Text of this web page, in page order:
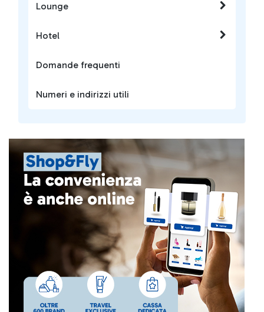
Lounge
Hotel
Domande frequenti
Numeri e indirizzi utili